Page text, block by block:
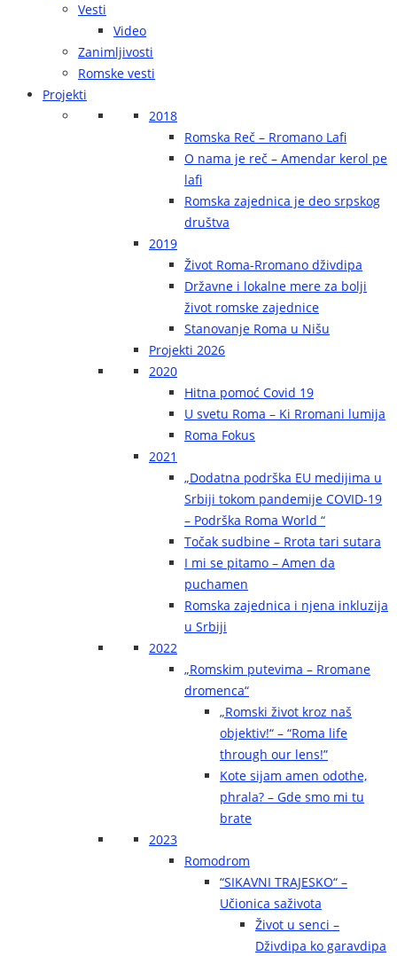
Vesti
Video
Zanimljivosti
Romske vesti
Projekti
2018
Romska Reč – Rromano Lafi
O nama je reč – Amendar kerol pe
lafi
Romska zajednica je deo srpskog
društva
2019
Život Roma-Rromano dživdipa
Državne i lokalne mere za bolji
život romske zajednice
Stanovanje Roma u Nišu
Projekti 2026
2020
Hitna pomoć Covid 19
U svetu Roma – Ki Rromani lumija
Roma Fokus
2021
„Dodatna podrška EU medijima u
Srbiji tokom pandemije COVID-19
– Podrška Roma World “
Točak sudbine – Rrota tari sutara
I mi se pitamo – Amen da
puchamen
Romska zajednica i njena inkluzija
u Srbiji
2022
„Romskim putevima – Rromane
dromenca“
„Romski život kroz naš
objektiv!“ – “Roma life
through our lens!”
Kote sijam amen odothe,
phrala? – Gde smo mi tu
brate
2023
Romodrom
“SIKAVNI TRAJESKO“ –
Učionica saživota
Život u senci –
Dživdipa ko garavdipa